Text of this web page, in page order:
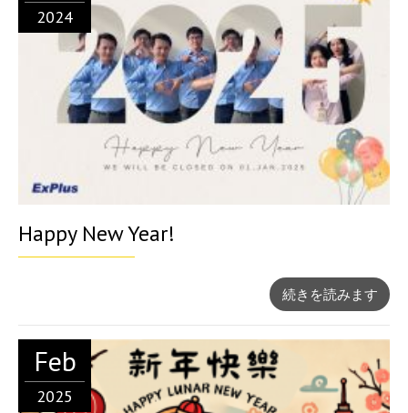
2024
Happy New Year!
続きを読みます
Feb
2025